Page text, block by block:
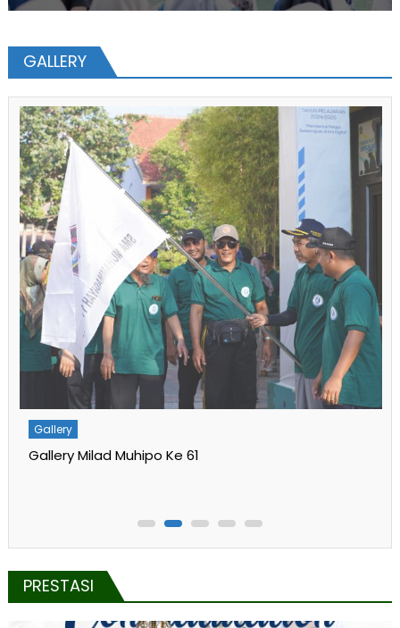
GALLERY
Gallery
Gallery English Camp 2024
PRESTASI